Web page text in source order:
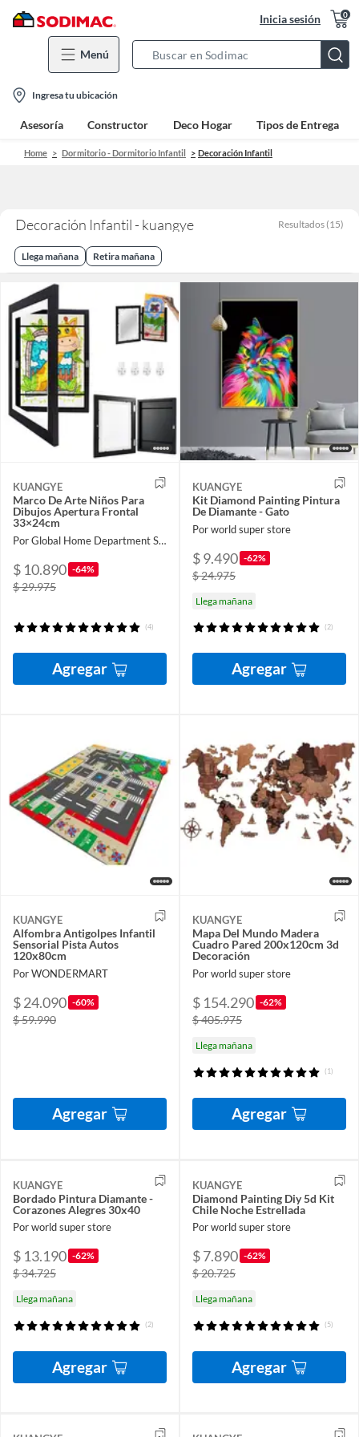
Inicia sesión 0
Menú
Bar
location-
icon
Ingresa tu ubicación
Asesoría Constructor Deco Hogar Tipos de Entrega
Home Dormitorio - Dormitorio Infantil Decoración Infantil
Decoración Infantil - kuangye Resultados (15)
Llega mañana Retira mañana
KUANGYE
Marco De Arte Niños Para
Dibujos Apertura Frontal
33×24cm
Por Global Home Department Store
$ 10.890 -64%
$ 29.975
(4)
Agregar
KUANGYE
Kit Diamond Painting Pintura
De Diamante - Gato
Por world super store
$ 9.490 -62%
$ 24.975
Llega mañana
(2)
Agregar
KUANGYE
Alfombra Antigolpes Infantil
Sensorial Pista Autos
120x80cm
Por WONDERMART
$ 24.090 -60%
$ 59.990
Agregar
KUANGYE
Mapa Del Mundo Madera
Cuadro Pared 200x120cm 3d
Decoración
Por world super store
$ 154.290 -62%
$ 405.975
Llega mañana
(1)
Agregar
KUANGYE
Bordado Pintura Diamante -
Corazones Alegres 30x40
Por world super store
$ 13.190 -62%
$ 34.725
Llega mañana
(2)
Agregar
KUANGYE
Diamond Painting Diy 5d Kit
Chile Noche Estrellada
Por world super store
$ 7.890 -62%
$ 20.725
Llega mañana
(5)
Agregar